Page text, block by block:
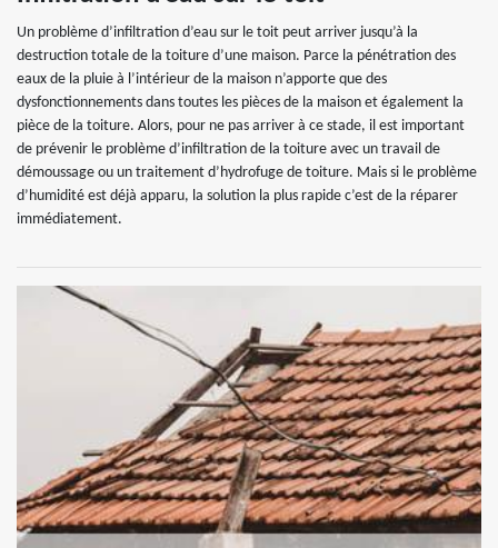
Un problème d’infiltration d’eau sur le toit peut arriver jusqu’à la
destruction totale de la toiture d’une maison. Parce la pénétration des
eaux de la pluie à l’intérieur de la maison n’apporte que des
dysfonctionnements dans toutes les pièces de la maison et également la
pièce de la toiture. Alors, pour ne pas arriver à ce stade, il est important
de prévenir le problème d’infiltration de la toiture avec un travail de
démoussage ou un traitement d’hydrofuge de toiture. Mais si le problème
d’humidité est déjà apparu, la solution la plus rapide c’est de la réparer
immédiatement.